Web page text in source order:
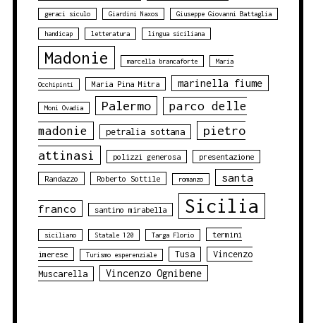
geraci siculo Giardini Naxos Giuseppe Giovanni Battaglia
handicap letteratura lingua siciliana
Madonie marcella brancaforte Maria
Occhipinti Maria Pina Mitra marinella fiume
Moni Ovadia Palermo
parco delle
madonie
petralia sottana
pietro
attinasi
polizzi generosa presentazione
Randazzo Roberto Sottile romanzo santa
franco santino mirabella Sicilia
siciliano Statale 120 Targa Florio termini
imerese Turismo esperenziale Tusa
Vincenzo
Muscarella
Vincenzo Ognibene